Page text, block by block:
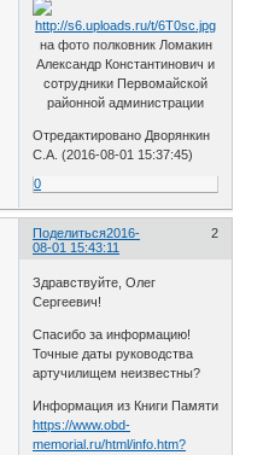
на фото полковник Ломакин
Александр Константинович и
сотрудники Первомайской
районной администрации
Отредактировано Дворянкин
С.А. (2016-08-01 15:37:45)
0
Поделиться 2
2016-
08-01 15:43:11
Здравствуйте, Олег
Сергеевич!
Спасибо за информацию!
Точные даты руководства
артучилищем неизвестны?
Информация из Книги Памяти
https://www.obd-
memorial.ru/html/info.htm?